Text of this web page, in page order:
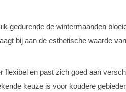
gedurende de wintermaanden
bij aan de esthetische waarde
flexibel en past zich goed aan
keuze is voor koudere